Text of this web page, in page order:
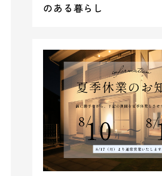
のある暮らし